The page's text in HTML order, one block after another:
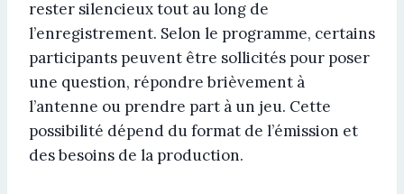
rester silencieux tout au long de
l’enregistrement. Selon le programme, certains
participants peuvent être sollicités pour poser
une question, répondre brièvement à
l’antenne ou prendre part à un jeu. Cette
possibilité dépend du format de l’émission et
des besoins de la production.